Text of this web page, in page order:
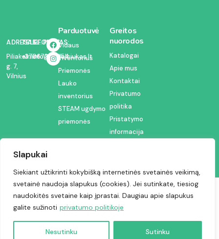
Slapukai
Siekiant užtikrinti kokybišką internetinės svetainės veikimą,
svetainė naudoja slapukus (cookies). Jei sutinkate, tiesiog
naudokitės svetaine kaip įprastai. Daugiau apie slapukus
galite sužinoti privatumo politikoje
Nesutinku Sutinku
ADRESAS:
Piliakalnio
g. 7,
Vilnius
TELEFONAS:
+37067350054
EL. PAŠTAS:
info@kodelciukas.lt
Parduotuvė
Vidaus
inventorius
Priemonės
Lauko
inventorius
STEAM ugdymo
priemonės
Greitos
nuorodos
Katalogai
Apie mus
Kontaktai
Privatumo
politika
Pristatymo
informacija
Visos teisės saugomos © 2024 | Kodėlčiukas